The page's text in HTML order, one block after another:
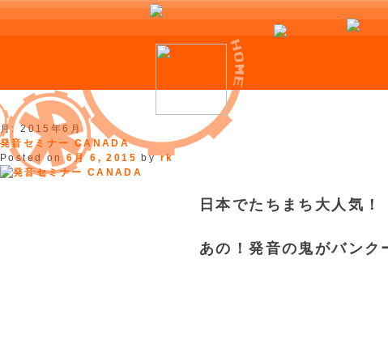
Skip
to
content
月:2015年6月
発音セミナー CANADA
Posted on6月 6, 2015 byrk
日本でたちまち大人気！
あの！発音の鬼がバンク